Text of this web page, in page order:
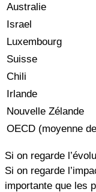
Australie
Israel
Luxembourg
Suisse
Chili
Irlande
Nouvelle Zélande
OECD (moyenne
Si on regarde
Si on regarde
importante que les